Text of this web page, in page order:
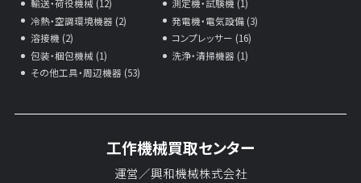
冷熱・空調環境機器 (2)
発電機・電気設備 (3)
溶接機 (2)
コンプレッサー (16)
包装・梱包機械 (1)
洗浄・清掃機器 (1)
その他工具・周辺機器 (53)
工作機械買取センター
運営／興和機械株式会社